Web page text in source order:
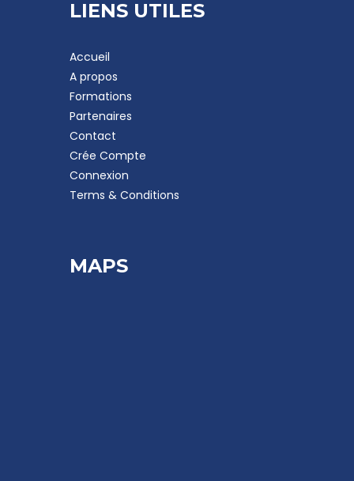
LIENS UTILES
Accueil
A propos
Formations
Partenaires
Contact
Crée Compte
Connexion
Terms & Conditions
MAPS